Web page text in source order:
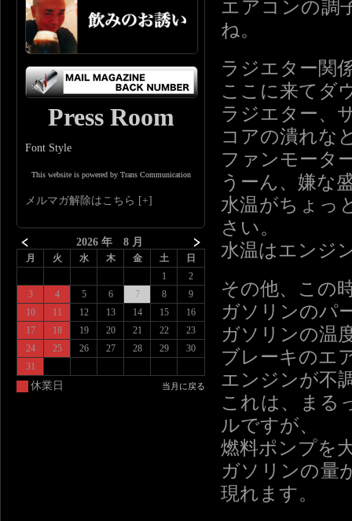
エアコンの調
ね。
ラジエター関
ここに来てダ
ラジエター、
コアの潰れな
ファンモータ
うーん、嫌な
水温がちょっ
さい。
水温はエンジ
その他、この
ガソリンのパ
ガソリンの温
ブレーキのエ
エンジンが不
これは、まる
ルですが、
燃料ポンプを
ガソリンの量
現れます。
Press Room
Font Style
This website is powered by Trans Communication
メルマガ解除はこちら
2026 年 8 月
月 火 水 木 金 土
日
1
2
3
4 5 6 7 8
9
10
11 12 13 14 15
16
17
18 19 20 21 22
23
24
25 26 27 28 29
30
31
休業日 当月に戻る